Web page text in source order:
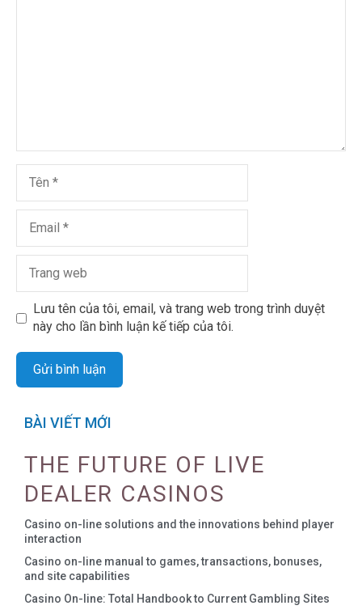
Lưu tên của tôi, email, và trang web trong trình duyệt
này cho lần bình luận kế tiếp của tôi.
BÀI VIẾT MỚI
THE FUTURE OF LIVE
DEALER CASINOS
Casino on-line solutions and the innovations behind player
interaction
Casino on-line manual to games, transactions, bonuses,
and site capabilities
Casino On-line: Total Handbook to Current Gambling Sites